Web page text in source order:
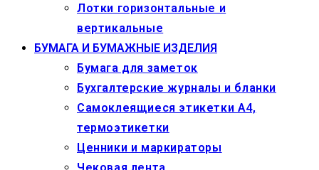
Лотки горизонтальные и
вертикальные
БУМАГА И БУМАЖНЫЕ ИЗДЕЛИЯ
Бумага для заметок
Бухгалтерские журналы и бланки
Самоклеящиеся этикетки А4,
термоэтикетки
Ценники и маркираторы
Чековая лента